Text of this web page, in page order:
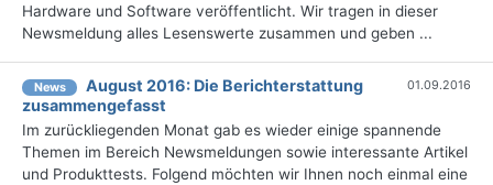
Hardware und Software veröffentlicht. Wir tragen in dieser
Newsmeldung alles Lesenswerte zusammen und geben ...
News
August 2016: Die Berichterstattung
zusammengefasst
01.09.2016
Im zurückliegenden Monat gab es wieder einige spannende
Themen im Bereich Newsmeldungen sowie interessante Artikel
und Produkttests. Folgend möchten wir Ihnen noch einmal eine